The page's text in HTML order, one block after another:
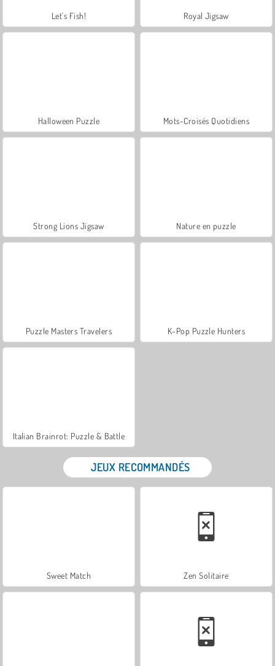
Let's Fish! Royal Jigsaw
Halloween Puzzle Mots-Croisés Quotidiens
Strong Lions Jigsaw Nature en puzzle
Puzzle Masters Travelers K-Pop Puzzle Hunters
Italian Brainrot: Puzzle & Battle
JEUX RECOMMANDÉS
Sweet Match Zen Solitaire